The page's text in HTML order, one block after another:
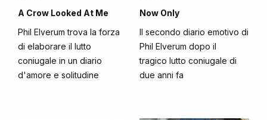
A Crow Looked At Me
Phil Elverum trova la forza
di elaborare il lutto
coniugale in un diario
d'amore e solitudine
Now Only
Il secondo diario emotivo di
Phil Elverum dopo il
tragico lutto coniugale di
due anni fa